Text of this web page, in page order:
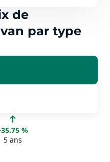
de
par type
%
5 ans